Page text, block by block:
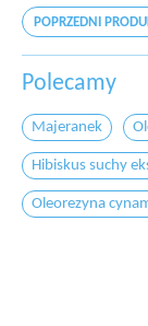
POPRZEDNI
Polecamy
Majeranek
Hibiskus suchy
Oleorezyna